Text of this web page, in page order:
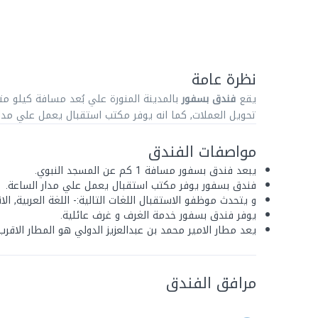
نظرة عامة
يقع فندق بسفوربالمدينة المنورة علي بُعد مسافة كيلو
تحويل العملات, كما انه يوفر مكتب استقبال يعمل علي
مواصفات الفندق
يبعد فندق بسفور مسافة 1 كم عن المسجد النبوي.
فندق بسفور يوفر مكتب استقبال يعمل علي مدار الساعة.
و يتحدث موظفو الاستقبال اللغات التالية:- اللغة العربية,
يوفر فندق بسفور خدمة الغرف و غرف عائلية.
يعد مطار الامير محمد بن عبدالعزيز الدولي هو المطار الاقرب
مرافق الفندق